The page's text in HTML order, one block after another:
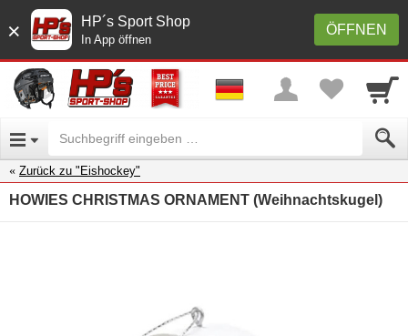
× ÖFFNEN
HP´s Sport Shop
In App öffnen
Zurück zu "Eishockey"
HOWIES CHRISTMAS ORNAMENT (Weihnachtskugel)